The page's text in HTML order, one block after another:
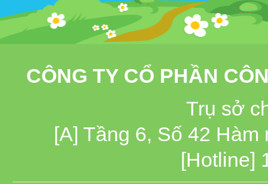
CÔNG TY CỔ PHẦN
Trụ sở
[A] Tầng 6, Số 42
[Hotline]